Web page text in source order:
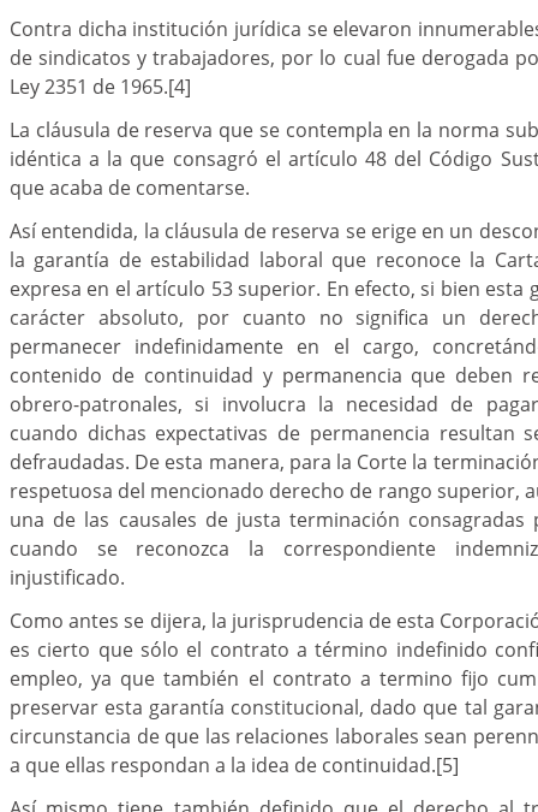
Contra dicha institución jurídica se elevaron
de sindicatos y trabajadores, por lo cual fue derogada
Ley 2351 de 1965.[4]
La cláusula de reserva que se contempla en la norma
idéntica a la que consagró el artículo 48 del Código
que acaba de comentarse.
Así entendida, la cláusula de reserva se erige en un
la garantía de estabilidad laboral que reconoce la
expresa en el artículo 53 superior. En efecto, si bien esta
carácter absoluto, por cuanto no significa un
permanecer indefinidamente en el cargo,
contenido de continuidad y permanencia que deben
obrero-patronales, si involucra la necesidad de
cuando dichas expectativas de permanencia resultan
defraudadas. De esta manera, para la Corte la
respetuosa del mencionado derecho de rango superior,
una de las causales de justa terminación
cuando se reconozca la correspondiente
injustificado.
Como antes se dijera, la jurisprudencia de esta
es cierto que sólo el contrato a término indefinido
empleo, ya que también el contrato a termino fijo
preservar esta garantía constitucional, dado que tal
circunstancia de que las relaciones laborales sean
a que ellas respondan a la idea de continuidad.[5]